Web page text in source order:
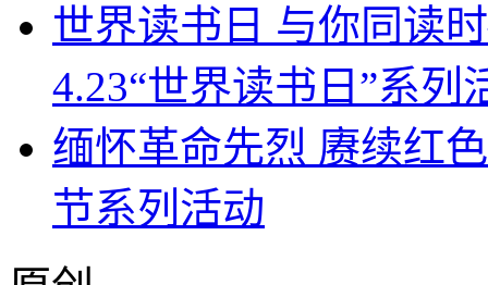
世界读书日 与你同读
4.23“世界读书日”系列
缅怀革命先烈 赓续红
节系列活动